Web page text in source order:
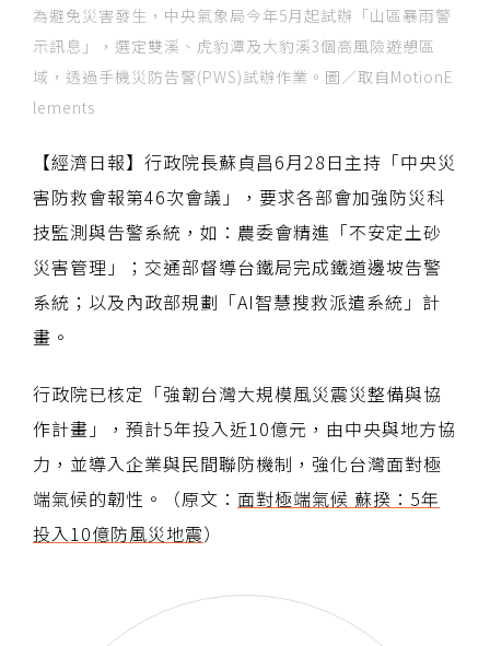
為避免災害發生，中央氣象局今年5月起試辦「山區暴雨警
示訊息」，選定雙溪、虎豹潭及大豹溪3個高風險遊憩區
域，透過手機災防告警(PWS)試辦作業。圖／取自MotionE
lements
【經濟日報】行政院長蘇貞昌6月28日主持「中央災
害防救會報第46次會議」，要求各部會加強防災科
技監測與告警系統，如：農委會精進「不安定土砂
災害管理」；交通部督導台鐵局完成鐵道邊坡告警
系統；以及內政部規劃「AI智慧搜救派遣系統」計
畫。
行政院已核定「強韌台灣大規模風災震災整備與協
作計畫」，預計5年投入近10億元，由中央與地方協
力，並導入企業與民間聯防機制，強化台灣面對極
端氣候的韌性。（原文： 面對極端氣候 蘇揆：5年
投入10億防風災地震）